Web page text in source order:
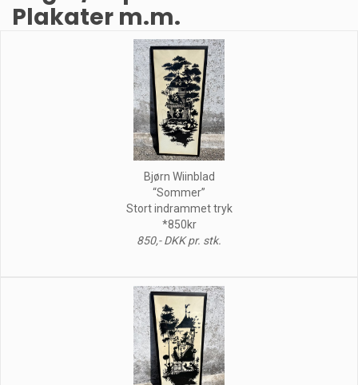
Plakater m.m.
Bjørn Wiinblad
“Sommer”
Stort indrammet tryk
*850kr
850,- DKK pr. stk.